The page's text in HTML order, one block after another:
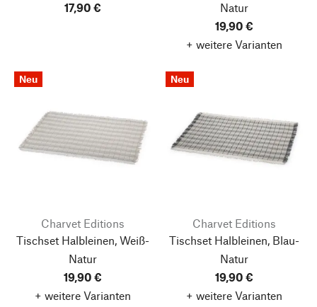
17,90 €
Natur
19,90 €
+ weitere Varianten
Neu
Charvet Editions
Tischset Halbleinen, Weiß-
Natur
19,90 €
+ weitere Varianten
Neu
Charvet Editions
Tischset Halbleinen, Blau-
Natur
19,90 €
+ weitere Varianten